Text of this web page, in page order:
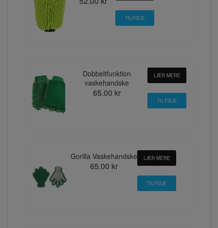
Dobbeltfunktion
vaskehandske
65.00 kr
LÆR MERE
Gorilla Vaskehandske
65.00 kr
LÆR MERE